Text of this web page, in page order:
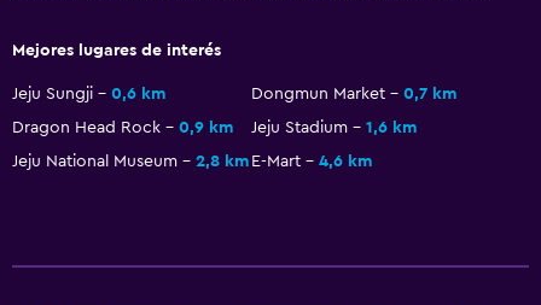
Sistema de entretenimiento
TV de pantalla plana
TV por cable o vía satélite
Mejores lugares de interés
Jeju Sungji 0,6 km Dongmun Market
0,7 km
Dragon Head Rock
0,9 km Jeju Stadium
1,6 km
Jeju National Museum
2,8 km E-Mart 4,6 km